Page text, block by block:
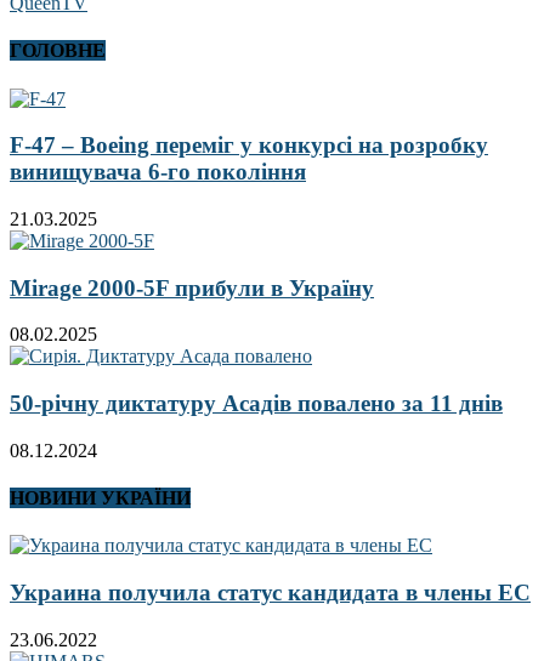
ГОЛОВНЕ
F-47 – Boeing переміг у конкурсі на розробку
винищувача 6-го покоління
21.03.2025
Mirage 2000-5F прибули в Україну
08.02.2025
50-річну диктатуру Асадів повалено за 11 днів
08.12.2024
НОВИНИ УКРАЇНИ
Украина получила статус кандидата в члены ЕС
23.06.2022